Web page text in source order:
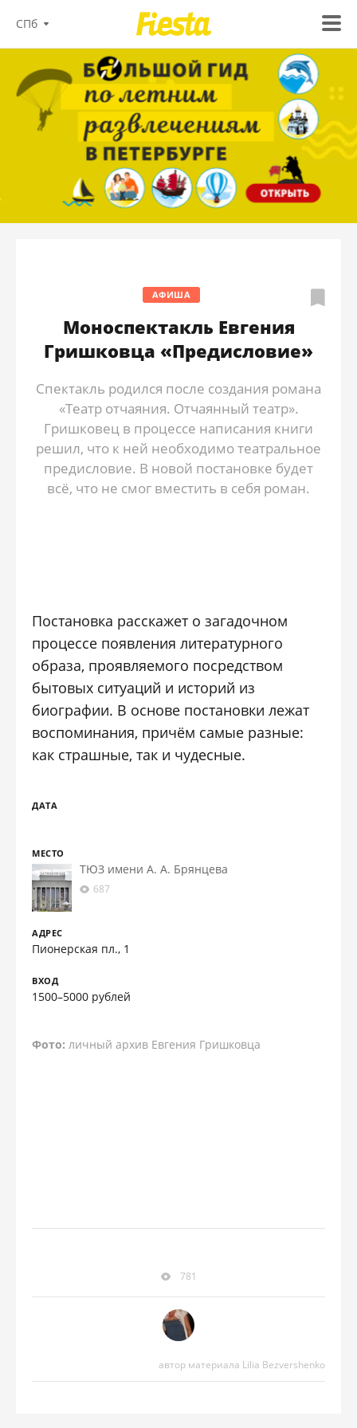
СПб
АФИША
Моноспектакль Евгения
Гришковца «Предисловие»
Спектакль родился после создания романа
«Театр отчаяния. Отчаянный театр».
Гришковец в процессе написания книги
решил, что к ней необходимо театральное
предисловие. В новой постановке будет
всё, что не смог вместить в себя роман.
Постановка расскажет о загадочном
процессе появления литературного
образа, проявляемого посредством
бытовых ситуаций и историй из
биографии. В основе постановки лежат
воспоминания, причём самые разные:
как страшные, так и чудесные.
ДАТА
МЕСТО
ТЮЗ имени А. А. Брянцева
687
АДРЕС
Пионерская пл., 1
ВХОД
1500–5000 рублей
Фото:личный архив Евгения Гришковца
781
автор материала Lilia Bezvershenko